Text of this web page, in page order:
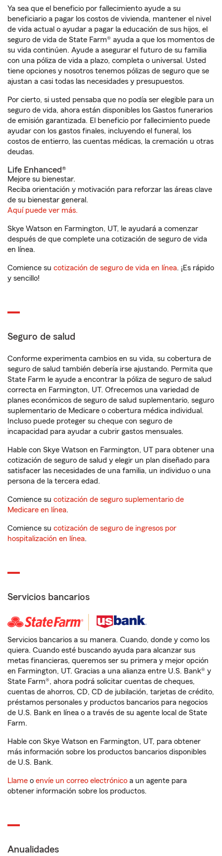
Ya sea que el beneficio por fallecimiento ayude a su
beneficiario a pagar los costos de vivienda, mantener el nivel
de vida actual o ayudar a pagar la educación de sus hijos, el
seguro de vida de State Farm® ayuda a que los momentos de
su vida continúen. Ayude a asegurar el futuro de su familia
con una póliza de vida a plazo, completa o universal. Usted
tiene opciones y nosotros tenemos pólizas de seguro que se
ajustan a casi todas las necesidades y presupuestos.
Por cierto, si usted pensaba que no podía ser elegible para un
seguro de vida, ahora están disponibles los Gastos funerarios
de emisión garantizada. El beneficio por fallecimiento puede
ayudar con los gastos finales, incluyendo el funeral, los
costos de entierro, las cuentas médicas, la cremación u otras
deudas.
Life Enhanced®
Mejore su bienestar.
Reciba orientación y motivación para reforzar las áreas clave
de su bienestar general.
Aquí puede ver más.
Skye Watson en Farmington, UT, le ayudará a comenzar
después de que complete una cotización de seguro de vida
en línea.
Comience su cotización de seguro de vida en línea. ¡Es rápido
y sencillo!
Seguro de salud
Conforme experimenta cambios en su vida, su cobertura de
seguro de salud también debería irse ajustando. Permita que
State Farm le ayude a encontrar la póliza de seguro de salud
correcta en Farmington, UT. Ofrecemos una variedad de
planes económicos de seguro de salud suplementario, seguro
suplementario de Medicare o cobertura médica individual.
Incluso puede proteger su cheque con seguro de
incapacidad para ayudar a cubrir gastos mensuales.
Hable con Skye Watson en Farmington, UT para obtener una
cotización de seguro de salud y elegir un plan diseñado para
satisfacer las necesidades de una familia, un individuo o una
persona de la tercera edad.
Comience su cotización de seguro suplementario de
Medicare en línea.
Comience su cotización de seguro de ingresos por
hospitalización en línea.
Servicios bancarios
Servicios bancarios a su manera. Cuando, donde y como los
quiera. Cuando esté buscando ayuda para alcanzar sus
metas financieras, queremos ser su primera y mejor opción
en Farmington, UT. Gracias a una alianza entre U.S. Bank® y
State Farm®, ahora podrá solicitar cuentas de cheques,
cuentas de ahorros, CD, CD de jubilación, tarjetas de crédito,
préstamos personales y productos bancarios para negocios
de U.S. Bank en línea o a través de su agente local de State
Farm.
Hable con Skye Watson en Farmington, UT, para obtener
más información sobre los productos bancarios disponibles
de U.S. Bank.
Llame o envíe un correo electrónico a un agente para
obtener información sobre los productos.
Anualidades